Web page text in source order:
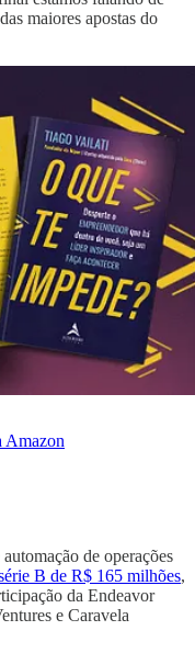
maiores apostas do
Amazon
de operações
B de R$ 165 milhões,
da Endeavor
e Caravela